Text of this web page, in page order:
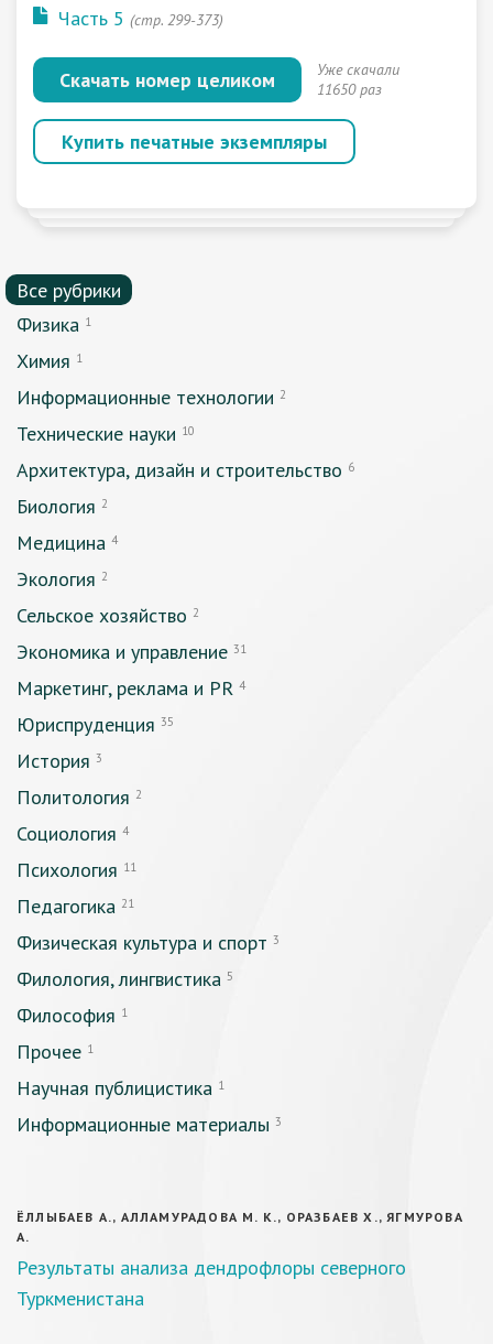
Часть 5 (стр. 299-373)
Скачать номер целиком
Уже скачали
11650 раз
Купить печатные экземпляры
Все рубрики
Физика 1
Химия 1
Информационные технологии 2
Технические науки 10
Архитектура, дизайн и строительство 6
Биология 2
Медицина 4
Экология 2
Сельское хозяйство 2
Экономика и управление 31
Маркетинг, реклама и PR 4
Юриспруденция 35
История 3
Политология 2
Социология 4
Психология 11
Педагогика 21
Физическая культура и спорт 3
Филология, лингвистика 5
Философия 1
Прочее 1
Научная публицистика 1
Информационные материалы 3
ЁЛЛЫБАЕВ А., АЛЛАМУРАДОВА М. К., ОРАЗБАЕВ Х., ЯГМУРОВА
А.
Результаты анализа дендрофлоры северного
Туркменистана